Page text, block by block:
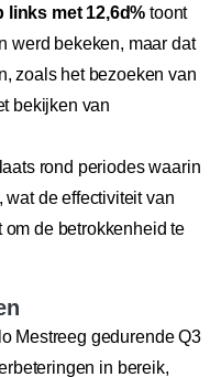
links met 12,6d% toont
werd bekeken, maar dat
zoals het bezoeken van
bekijken van
rond periodes waarin
de effectiviteit van
de betrokkenheid te
Mestreeg gedurende Q3
in bereik,